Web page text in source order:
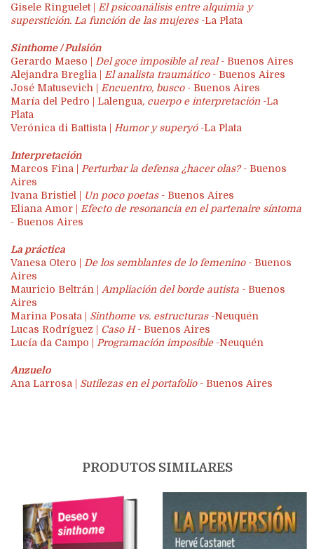
Gisele Ringuelet | El psicoanálisis entre alquimia y
superstición. La función de las mujeres-La Plata
Sinthome / Pulsión
Gerardo Maeso | Del goce imposible al real- Buenos Aires
Alejandra Breglia | El analista traumático- Buenos Aires
José Matusevich | Encuentro, busco- Buenos Aires
María del Pedro | Lalengua, cuerpo e interpretación -La
Plata
Verónica di Battista | Humor y superyó-La Plata
Interpretación
Marcos Fina | Perturbar la defensa ¿hacer olas?- Buenos
Aires
Ivana Bristiel | Un poco poetas- Buenos Aires
Eliana Amor | Efecto de resonancia en el partenaire síntoma
- Buenos Aires
La práctica
Vanesa Otero | De los semblantes de lo femenino- Buenos
Aires
Mauricio Beltrán | Ampliación del borde autista - Buenos
Aires
Marina Posata | Sinthome vs. estructuras-Neuquén
Lucas Rodríguez | Caso H- Buenos Aires
Lucía da Campo | Programación imposible-Neuquén
Anzuelo
Ana Larrosa | Sutilezas en el portafolio - Buenos Aires
PRODUTOS SIMILARES